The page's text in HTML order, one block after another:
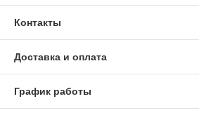
Контакты
Доставка и оплата
График работы